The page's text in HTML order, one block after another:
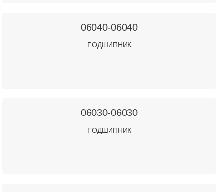
06040-06040
ПОДШИПНИК
06030-06030
ПОДШИПНИК